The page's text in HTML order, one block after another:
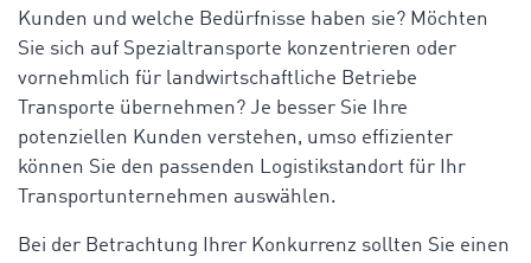
Kunden und welche Bedürfnisse haben sie? Möchten
Sie sich auf Spezialtransporte konzentrieren oder
vornehmlich für landwirtschaftliche Betriebe
Transporte übernehmen? Je besser Sie Ihre
potenziellen Kunden verstehen, umso effizienter
können Sie den passenden Logistikstandort für Ihr
Transportunternehmen auswählen.
Bei der Betrachtung Ihrer Konkurrenz sollten Sie einen